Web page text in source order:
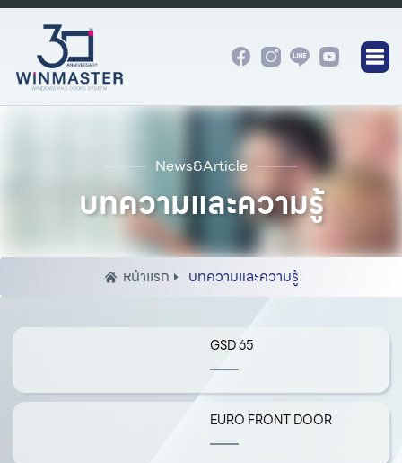
News&Article
บทความและความรู้
หน้าเเรก บทความและความรู้
GSD 65
EURO FRONT DOOR